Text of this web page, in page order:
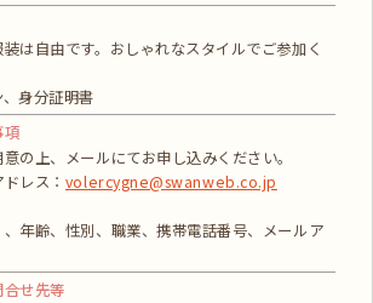
は自由です。おしゃれなスタイルでご参加く
身分証明書
項
の上、メールにてお申し込みください。
レス： volercygne@swanweb.co.jp
年齢、性別、職業、携帯電話番号、メールア
せ先等